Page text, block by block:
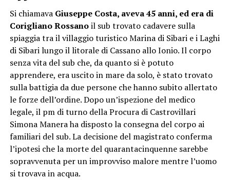
Si chiamava Giuseppe Costa, aveva 45 anni, ed era di
Corigliano Rossanoil sub trovato cadavere sulla
spiaggia tra il villaggio turistico Marina di Sibari e i Laghi
di Sibari lungo il litorale di Cassano allo Ionio. Il corpo
senza vita del sub che, da quanto si è potuto
apprendere, era uscito in mare da solo, è stato trovato
sulla battigia da due persone che hanno subito allertato
le forze dell’ordine. Dopo un’ispezione del medico
legale, il pm di turno della Procura di Castrovillari
Simona Manera ha disposto la consegna del corpo ai
familiari del sub. La decisione del magistrato conferma
l’ipotesi che la morte del quarantacinquenne sarebbe
sopravvenuta per un improvviso malore mentre l’uomo
si trovava in acqua.